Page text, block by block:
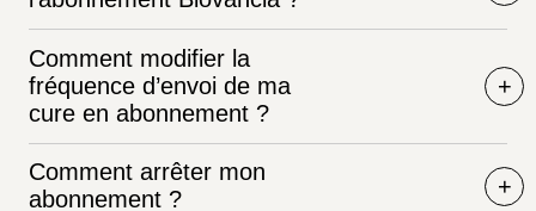
Comment modifier la
fréquence d’envoi de ma
cure en abonnement ?
Comment arrêter mon
abonnement ?